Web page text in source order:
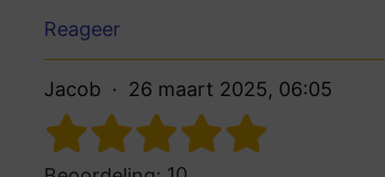
Reageer
Jacob 26 maart 2025, 06:05